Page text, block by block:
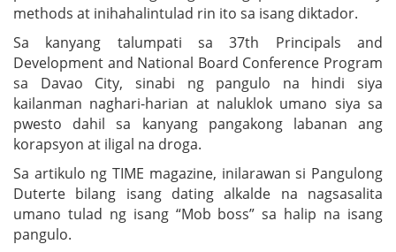
methods at inihahalintulad rin ito sa isang diktador.
Sa kanyang talumpati sa 37th Principals and
Development and National Board Conference Program
sa Davao City, sinabi ng pangulo na hindi siya
kailanman naghari-harian at naluklok umano siya sa
pwesto dahil sa kanyang pangakong labanan ang
korapsyon at iligal na droga.
Sa artikulo ng TIME magazine, inilarawan si Pangulong
Duterte bilang isang dating alkalde na nagsasalita
umano tulad ng isang “Mob boss” sa halip na isang
pangulo.